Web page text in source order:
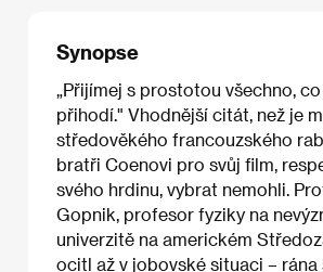
Synopse
„Přijímej s prostotou všechno,
přihodí." Vhodnější citát, než je
středověkého francouzského
bratři Coenovi pro svůj film,
svého hrdinu, vybrat nemohli.
Gopnik, profesor fyziky na
univerzitě na americkém
ocitl až v jobovské situaci – rána